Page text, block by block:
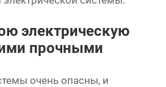
электрическую
прочными
очень опасны, и